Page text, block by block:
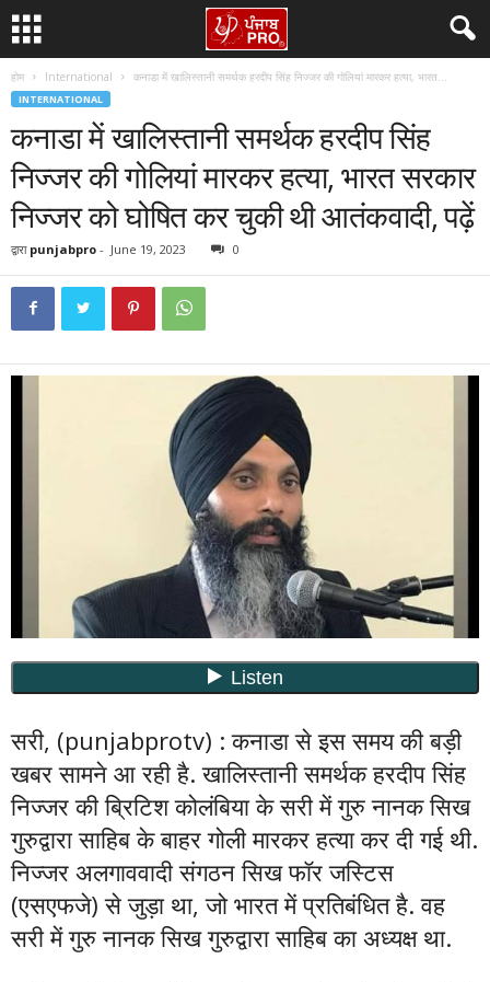
होम International कनाडा में खालिस्तानी समर्थक हरदीप सिंह निज्जर की गोलियां मारकर हत्या, भारत...
INTERNATIONAL
कनाडा में खालिस्तानी समर्थक हरदीप सिंह
निज्जर की गोलियां मारकर हत्या, भारत सरकार
निज्जर को घोषित कर चुकी थी आतंकवादी, पढ़ें
द्वारा punjabpro - June 19, 2023 0
सरी, (punjabprotv) : कनाडा से इस समय की बड़ी
खबर सामने आ रही है. खालिस्तानी समर्थक हरदीप सिंह
निज्जर की ब्रिटिश कोलंबिया के सरी में गुरु नानक सिख
गुरुद्वारा साहिब के बाहर गोली मारकर हत्या कर दी गई थी.
निज्जर अलगाववादी संगठन सिख फॉर जस्टिस
(एसएफजे) से जुड़ा था, जो भारत में प्रतिबंधित है. वह
सरी में गुरु नानक सिख गुरुद्वारा साहिब का अध्यक्ष था.